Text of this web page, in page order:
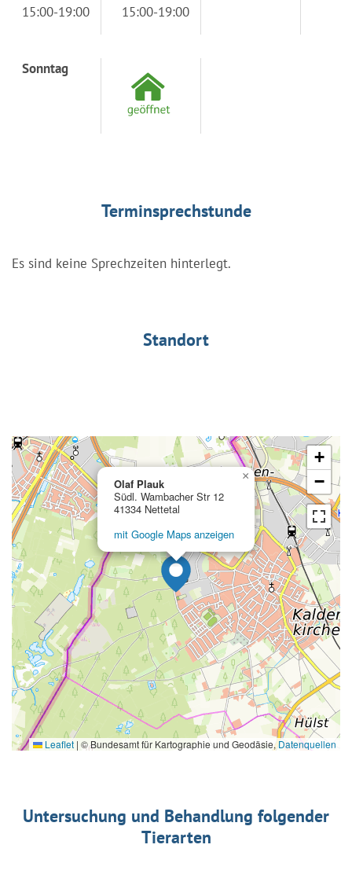
15:00-19:00
15:00-19:00
Sonntag
Terminsprechstunde
Es sind keine Sprechzeiten hinterlegt.
Standort
Olaf Plauk
Südl. Wambacher Str 12
41334 Nettetal
mit Google Maps anzeigen
×
+
−
Leaflet | © Bundesamt für Kartographie und Geodäsie,Datenquellen
Untersuchung und Behandlung folgender
Tierarten